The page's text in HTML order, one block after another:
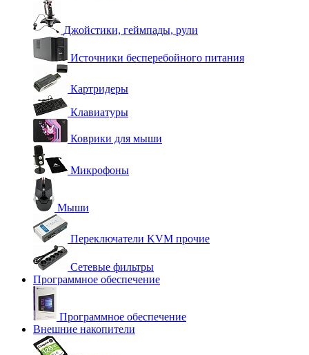
Джойстики, геймпады, рули
Источники бесперебойного питания
Картридеры
Клавиатуры
Коврики для мыши
Микрофоны
Мыши
Переключатели KVM прочие
Сетевые фильтры
Программное обеспечение
Программное обеспечение
Внешние накопители